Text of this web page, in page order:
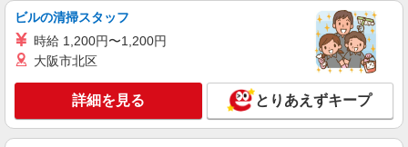
時＞平日（月〜金） 9:00〜14:00
時給1300円 ＜高校生＞時給1250円
東京都渋谷区笹塚1-55-16 クラウン街
キープ 詳細を見る
アルバイト パート
ビルの清掃スタッフ
時給 1,200円〜1,200円
大阪市北区
詳細を見る とりあえずキープ